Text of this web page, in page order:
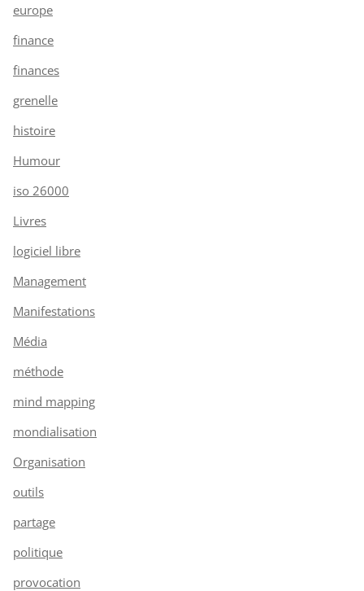
europe
finance
finances
grenelle
histoire
Humour
iso 26000
Livres
logiciel libre
Management
Manifestations
Média
méthode
mind mapping
mondialisation
Organisation
outils
partage
politique
provocation